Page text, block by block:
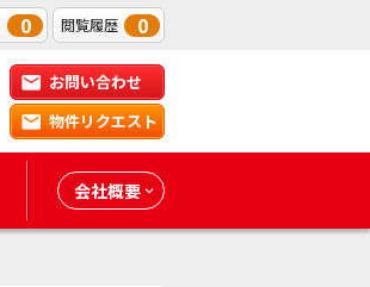
0 閲覧履歴 0
お問い合わせ
物件リクエスト
会社概要